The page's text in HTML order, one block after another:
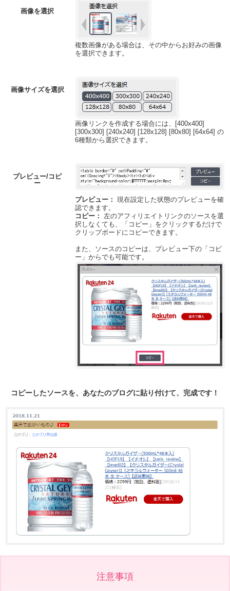
画像を選択
複数画像がある場合は、その中からお好みの画像
を選択できます。
画像サイズを選択
画像リンクを作成する場合には、[400x400]
[300x300] [240x240] [128x128] [80x80] [64x64] の
6種類から選択できます。
プレビュー/コピ
ー
プレビュー： 現在設定した状態のプレビューを確
認できます。
コピー： 左のアフィリエイトリンクのソースを選
択しなくても、「コピー」をクリックするだけで
クリップボードにコピーできます。
また、ソースのコピーは、プレビュー下の「コピ
ー」からでも可能です。
コピーしたソースを、あなたのブログに貼り付けて、完成です！
注意事項